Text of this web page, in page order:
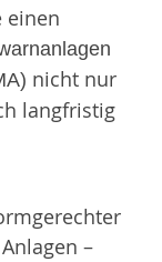
einen
nicht nur
langfristig
–